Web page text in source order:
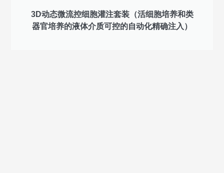
3D动态微流控细胞灌注套装（活细胞培养和类
器官培养的液体介质可控的自动化精确注入）